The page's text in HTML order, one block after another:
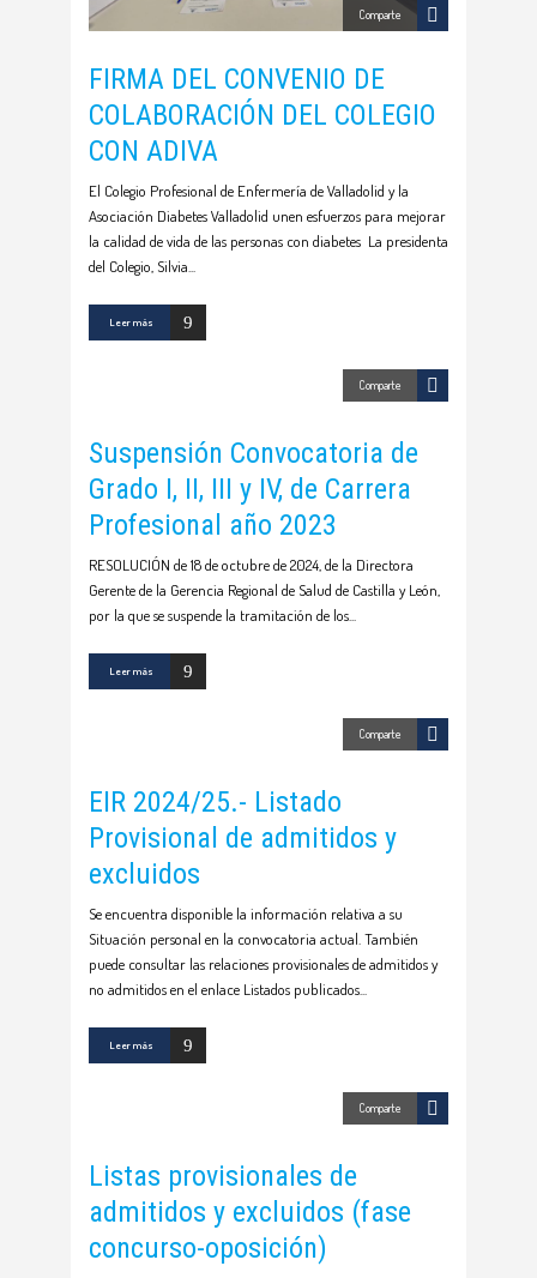
Comparte
FIRMA DEL CONVENIO DE
COLABORACIÓN DEL COLEGIO
CON ADIVA
El Colegio Profesional de Enfermería de Valladolid y la
Asociación Diabetes Valladolid unen esfuerzos para mejorar
la calidad de vida de las personas con diabetes La presidenta
del Colegio, Silvia
Leer más
Comparte
Suspensión Convocatoria de
Grado I, II, III y IV, de Carrera
Profesional año 2023
RESOLUCIÓN de 18 de octubre de 2024, de la Directora
Gerente de la Gerencia Regional de Salud de Castilla y León,
por la que se suspende la tramitación de los
Leer más
Comparte
EIR 2024/25.- Listado
Provisional de admitidos y
excluidos
Se encuentra disponible la información relativa a su
Situación personal en la convocatoria actual. También
puede consultar las relaciones provisionales de admitidos y
no admitidos en el enlace Listados publicados
Leer más
Comparte
Listas provisionales de
admitidos y excluidos (fase
concurso-oposición)